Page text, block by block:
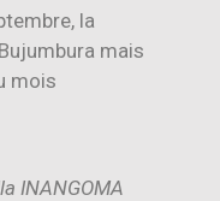
la
mais
mois
INANGOMA